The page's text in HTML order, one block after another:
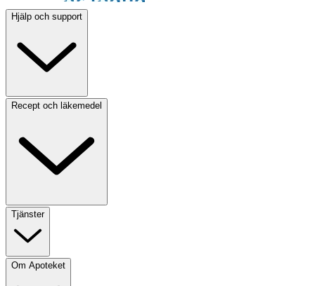
Hjälp och support
Recept och läkemedel
Tjänster
Om Apoteket